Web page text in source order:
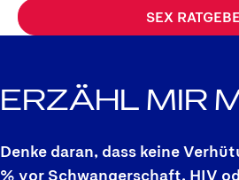
SEX
ERZÄHL MIR
Denke daran, dass keine
% vor Schwangerschaft, HIV